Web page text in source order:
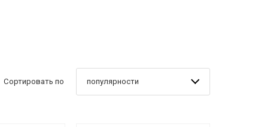
Сортировать по популярности